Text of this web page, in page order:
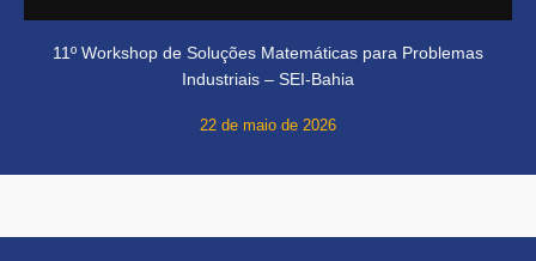
11º Workshop de Soluções Matemáticas para Problemas
Industriais – SEI-Bahia
22 de maio de 2026